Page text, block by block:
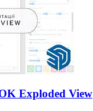
Exploded View